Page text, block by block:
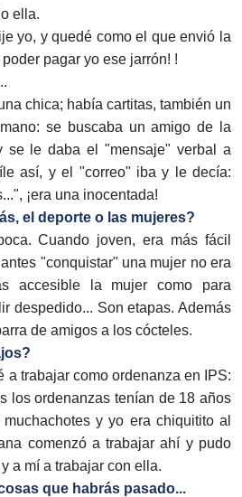
ella.
yo, y quedé como el que envió la
pagar yo ese jarrón! !
chica; había cartitas, también un
se buscaba un amigo de la
se le daba el "mensaje" verbal a
así, y el "correo" iba y le decía:
¡era una inocentada!
el deporte o las mujeres?
Cuando joven, era más fácil
"conquistar" una mujer no era
accesible la mujer como para
despedido... Son etapas. Además
de amigos a los cócteles.
a trabajar como ordenanza en IPS:
los ordenanzas tenían de 18 años
y yo era chiquitito al
comenzó a trabajar ahí y pudo
a mí a trabajar con ella.
que habrás pasado...